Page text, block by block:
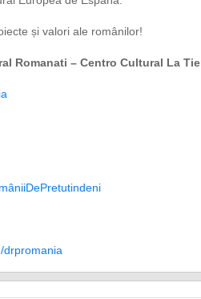
și valori ale românilor!
Romanati – Centro Cultural La
drpromania